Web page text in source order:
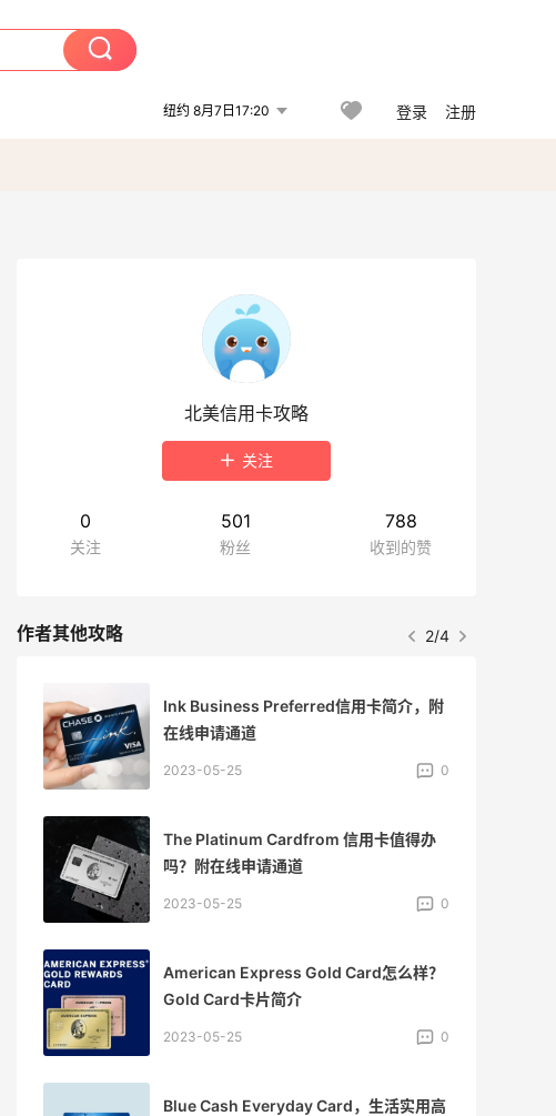
纽约 8月7日17:20 登录 注册
北美信用卡攻略
关注
0
关注
501
粉丝
788
收到的赞
作者其他攻略 2/4
Ink Business Preferred信用卡简介，附
在线申请通道
2023-05-25 0
The Platinum Cardfrom 信用卡值得办
吗？附在线申请通道
2023-05-25 0
American Express Gold Card怎么样？
Gold Card卡片简介
2023-05-25 0
Blue Cash Everyday Card，生活实用高